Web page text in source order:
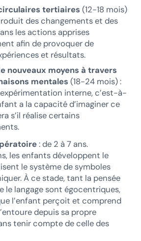
tertiaires (12-18 mois)
des changements et des
les actions apprises
afin de provoquer de
et résultats.
nouveaux moyens à travers
mentales (18-24 mois) :
interne, c’est-à-
a la capacité d’imaginer ce
s’il réalise certains
: de 2 à 7 ans.
les enfants développent le
le système de symboles
À ce stade, tant la pensée
le langage sont égocentriques,
l’enfant perçoit et comprend
depuis sa propre
tenir compte de celle des